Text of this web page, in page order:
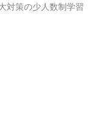
対策の少人数制学習